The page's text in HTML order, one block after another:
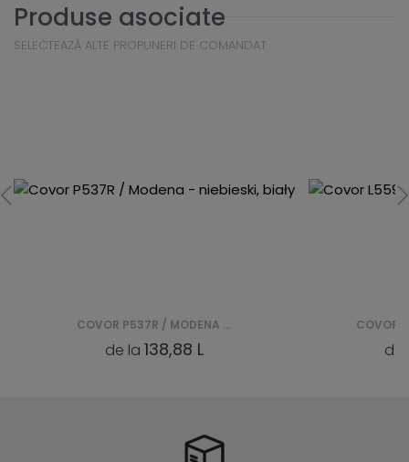
Produse asociate
SELECTEAZĂ ALTE PROPUNERI DE COMANDAT
COVOR L559S TERRA/ MODENA - BIAŁY
de la138,88 L de la